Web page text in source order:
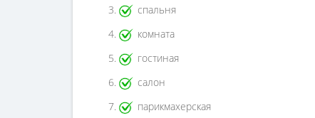
спальня
комната
гостиная
салон
парикмахерская